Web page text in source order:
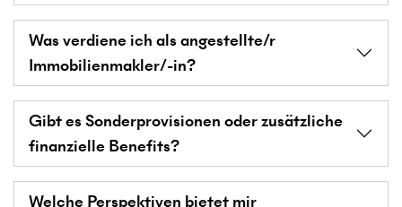
Was verdiene ich als angestellte/r
Immobilienmakler/-in?
Gibt es Sonderprovisionen oder zusätzliche
finanzielle Benefits?
Welche Perspektiven bietet mir